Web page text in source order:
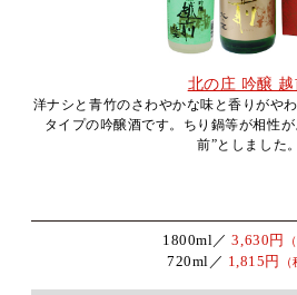
北の庄 吟醸 越
洋ナシと青竹のさわやかな味と香りがや
タイプの吟醸酒です。ちり鍋等が相性
前”としました。
1800ml／3,630円
720ml／ 1,815円